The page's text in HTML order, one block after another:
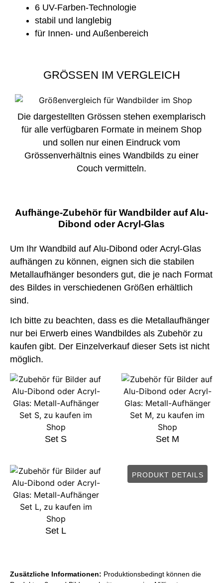
6 UV-Farben-Technologie
stabil und langlebig
für Innen- und Außenbereich
GRÖSSEN IM VERGLEICH
Die dargestellten Grössen stehen exemplarisch
für alle verfügbaren Formate in meinem Shop
und sollen nur einen Eindruck vom
Grössenverhältnis eines Wandbilds zu einer
Couch vermitteln.
Aufhänge-Zubehör für Wandbilder auf Alu-
Dibond oder Acryl-Glas
Um Ihr Wandbild auf Alu-Dibond oder Acryl-Glas
aufhängen zu können, eignen sich die stabilen
Metallaufhänger besonders gut, die je nach Format
des Bildes in verschiedenen Größen erhältlich
sind.
Ich bitte zu beachten, dass es die Metallaufhänger
nur bei Erwerb eines Wandbildes als Zubehör zu
kaufen gibt. Der Einzelverkauf dieser Sets ist nicht
möglich.
Set S Set M
Set L
PRODUKT DETAILS
Zusätzliche Informationen: Produktionsbedingt können die